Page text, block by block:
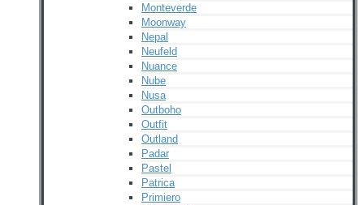
Monteverde
Moonway
Nepal
Neufeld
Nuance
Nube
Nusa
Outboho
Outfit
Outland
Padar
Pastel
Patrica
Primiero